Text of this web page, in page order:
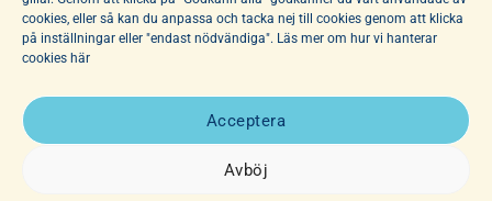
cookies, eller så kan du anpassa och tacka nej till cookies genom att klicka
på inställningar eller "endast nödvändiga". Läs mer om hur vi hanterar
cookies här
Acceptera
Avböj
utvalda av vår hängivna personal. Vi har dessutom ett stort utbud